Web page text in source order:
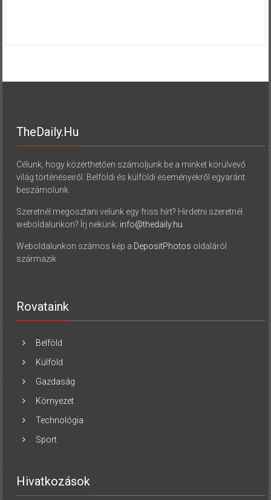
TheDaily.hu
Célunk, hogy közérthetően számoljunk be a minket körülvevő
világ történéseiről. Belföldi és külföldi eseményekről egyaránt
beszámolunk.
Szeretnél megosztani velünk egy friss hírt? Hirdetni szeretnél
weboldalunkon? Írj nekünk: info@thedaily.hu
Weboldalunkon számos kép a DepositPhotos oldaláról
származik.
Rovataink
Belföld
Külföld
Gazdaság
Környezet
Technológia
Sport
Hivatkozások